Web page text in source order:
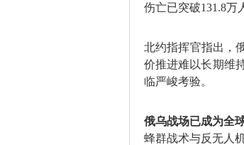
伤亡已突破‌131.8万
北约指挥官指出，
价推进难以长期维
临严峻考验。
俄乌战场已成为全
蜂群战术与反无人